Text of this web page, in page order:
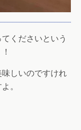
くださいという
しいのですけれ
。